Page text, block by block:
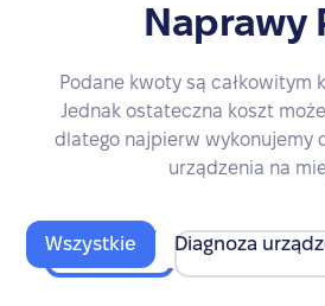
Naprawy
Podane kwoty są całkowitym
Jednak ostateczna koszt
dlatego najpierw wykonujemy
urządzenia na
Wszystkie Diagnoza